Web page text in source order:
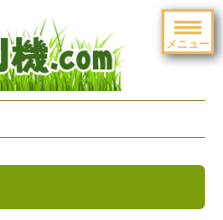
メニュー